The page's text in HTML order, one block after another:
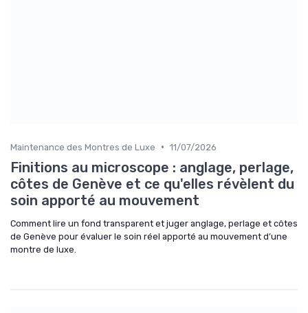
Maintenance des Montres de Luxe • 11/07/2026
Finitions au microscope : anglage, perlage,
côtes de Genève et ce qu'elles révèlent du
soin apporté au mouvement
Comment lire un fond transparent et juger anglage, perlage et côtes
de Genève pour évaluer le soin réel apporté au mouvement d’une
montre de luxe.